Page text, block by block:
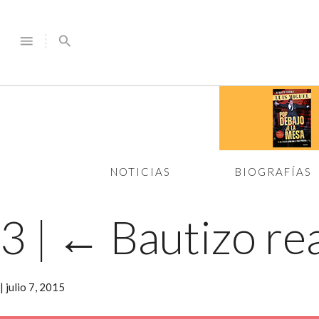
menu search
NOTICIAS BIOGRAFÍAS
3 | ← Bautizo
| julio 7, 2015